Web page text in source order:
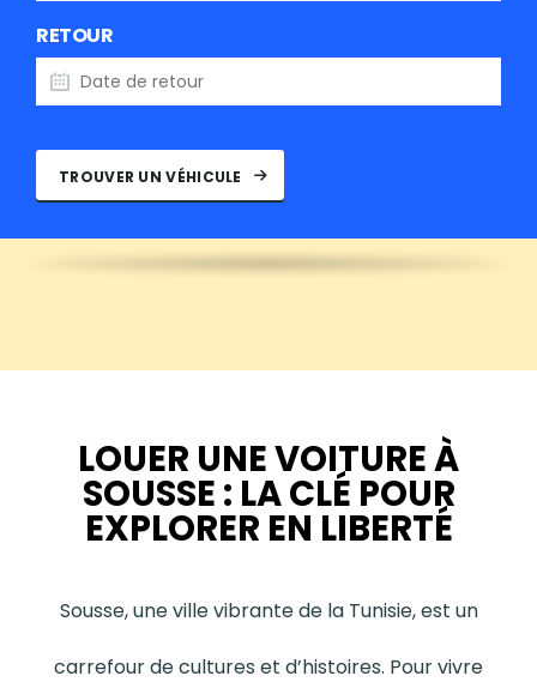
RETOUR
TROUVER UN VÉHICULE
LOUER UNE VOITURE À
SOUSSE : LA CLÉ POUR
EXPLORER EN LIBERTÉ
Sousse, une ville vibrante de la Tunisie, est un
carrefour de cultures et d’histoires. Pour vivre